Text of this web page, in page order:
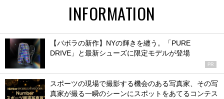
INFORMATION
【バボラの新作】NYの輝きを纏う。「PURE
DRIVE」と最新シューズに限定モデルが登場
PR
スポーツの現場で撮影する機会のある写真家、その写
真家が撮る一瞬のシーンにスポットをあてるコンテス